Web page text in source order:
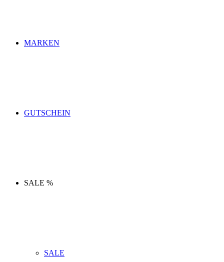
MARKEN
GUTSCHEIN
SALE %
SALE